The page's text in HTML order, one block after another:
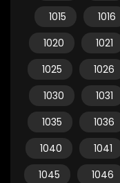
1015
1016
1020
1021
1025
1026
1030
1031
1035
1036
1040
1041
1045
1046